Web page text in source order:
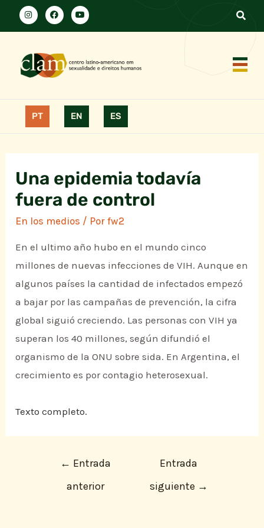
PT EN ES
Una epidemia todavía
fuera de control
En los medios / Porfw2
En el ultimo año hubo en el mundo cinco
millones de nuevas infecciones de VIH. Aunque en
algunos países la cantidad de infectados empezó
a bajar por las campañas de prevención, la cifra
global siguió creciendo. Las personas con VIH ya
superan los 40 millones, según difundió el
organismo de la ONU sobre sida. En Argentina, el
crecimiento es por contagio heterosexual.
Texto completo.
← Entrada
anterior
Entrada
siguiente →